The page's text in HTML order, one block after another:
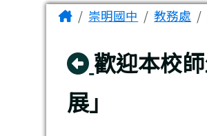
主內容區域
Home崇明國中 教務處
回上頁
歡迎本校
展」
頁尾區域